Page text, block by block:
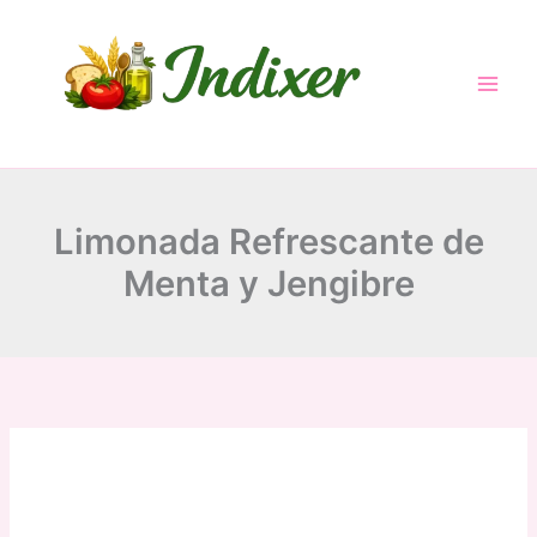
Limonada Refrescante de
Menta y Jengibre